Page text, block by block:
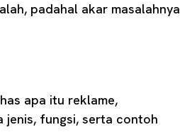
padahal akar masalahnya
apa itu reklame,
jenis, fungsi, serta contoh